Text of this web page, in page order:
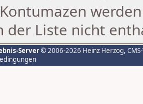
Kontumazen
der Liste nicht
Server© 2006-2026 Heinz Herzog,